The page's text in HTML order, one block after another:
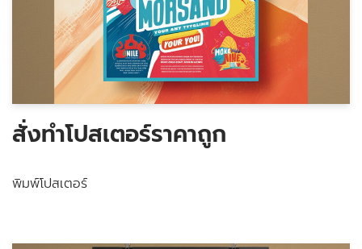
สั่งทำโปสเตอร์ราคาถูก
พิมพ์โปสเตอร์